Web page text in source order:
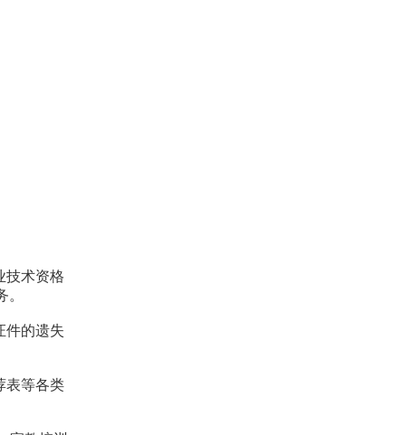
技术资格
件的遗失
表等各类